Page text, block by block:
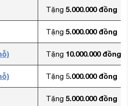
Tặng 5.000.000 đồng
Tặng 5.000.000 đồng
Tặng 10.000.000 đồng
Tặng 5.000.000 đồng
Tặng 5.000.000 đồng